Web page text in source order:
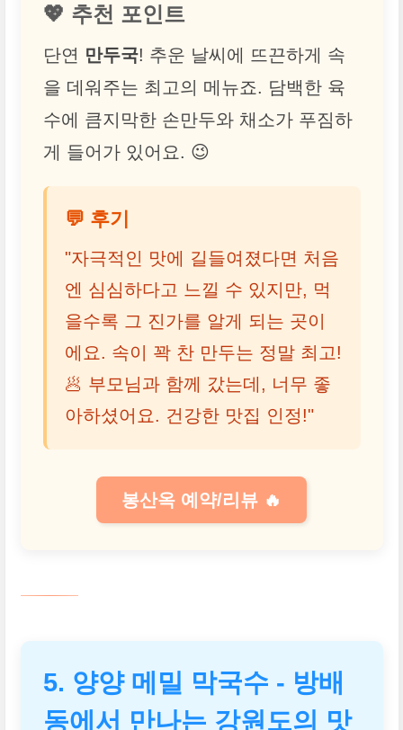
💖 추천 포인트
단연 만두국! 추운 날씨에 뜨끈하게 속
을 데워주는 최고의 메뉴죠. 담백한 육
수에 큼지막한 손만두와 채소가 푸짐하
게 들어가 있어요. 😉
💬 후기
"자극적인 맛에 길들여졌다면 처음
엔 심심하다고 느낄 수 있지만, 먹
을수록 그 진가를 알게 되는 곳이
에요. 속이 꽉 찬 만두는 정말 최고!
🥟 부모님과 함께 갔는데, 너무 좋
아하셨어요. 건강한 맛집 인정!"
봉산옥 예약/리뷰 🔥
5. 양양 메밀 막국수 - 방배
동에서 만나는 강원도의 맛